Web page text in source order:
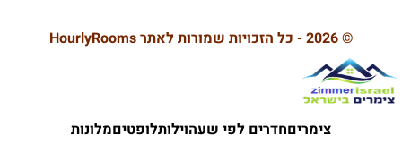
© 2026 - כל הזכויות שמורות לאתר HourlyRooms
צימריםחדרים לפי שעהוילותלופטיםמלונות